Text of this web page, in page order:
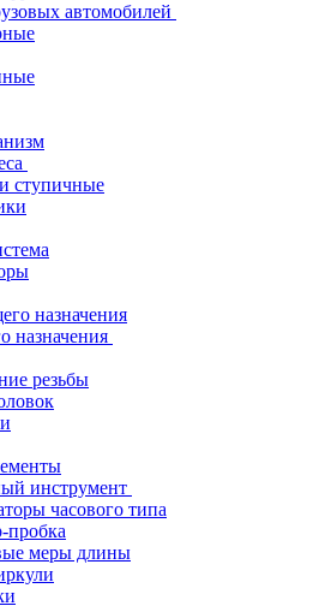
автомобилей
ступичные
назначения
резьбы
инструмент
часового типа
пробка
меры длины